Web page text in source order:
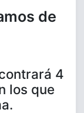
de
4
los que